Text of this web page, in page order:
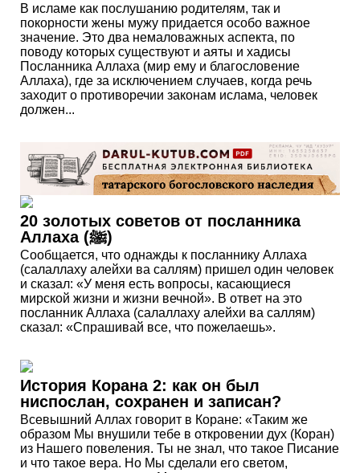
В исламе как послушанию родителям, так и
покорности жены мужу придается особо важное
значение. Это два немаловажных аспекта, по
поводу которых существуют и аяты и хадисы
Посланника Аллаха (мир ему и благословение
Аллаха), где за исключением случаев, когда речь
заходит о противоречии законам ислама, человек
должен...
20 золотых советов от посланника
Аллаха (ﷺ)
Сообщается, что однажды к посланнику Аллаха
(салаллаху алейхи ва саллям) пришел один человек
и сказал: «У меня есть вопросы, касающиеся
мирской жизни и жизни вечной». В ответ на это
посланник Аллаха (салаллаху алейхи ва саллям)
сказал: «Спрашивай все, что пожелаешь».
История Корана 2: как он был
ниспослан, сохранен и записан?
Всевышний Аллах говорит в Коране: «Таким же
образом Мы внушили тебе в откровении дух (Коран)
из Нашего повеления. Ты не знал, что такое Писание
и что такое вера. Но Мы сделали его светом,